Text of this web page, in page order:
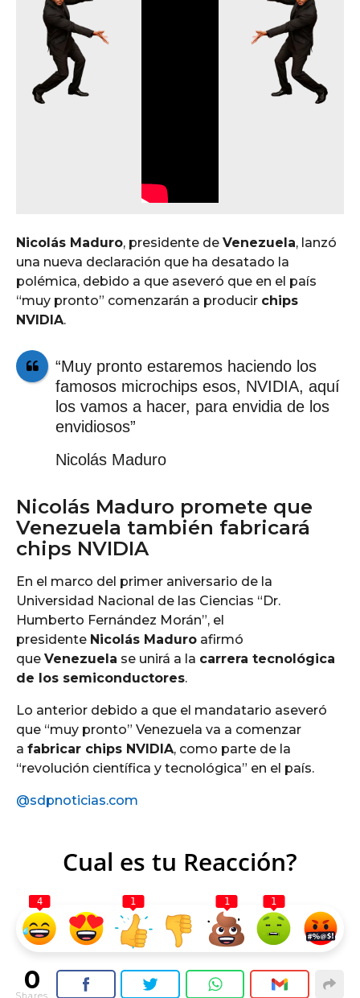
Nicolás Maduro, presidente de Venezuela, lanzó
una nueva declaración que ha desatado la
polémica, debido a que aseveró que en el país
“muy pronto” comenzarán a producir chips
NVIDIA.
“Muy pronto estaremos haciendo los
famosos microchips esos, NVIDIA, aquí
los vamos a hacer, para envidia de los
envidiosos”
Nicolás Maduro
Nicolás Maduro promete que
Venezuela también fabricará
chips NVIDIA
En el marco del primer aniversario de la
Universidad Nacional de las Ciencias “Dr.
Humberto Fernández Morán”, el
presidente Nicolás Maduro afirmó
que Venezuela se unirá a la carrera tecnológica
de los semiconductores.
Lo anterior debido a que el mandatario aseveró
que “muy pronto” Venezuela va a comenzar
a fabricar chips NVIDIA, como parte de la
“revolución científica y tecnológica” en el país.
@sdpnoticias.com
Cual es tu Reacción?
4 1 1 1
0
Shares